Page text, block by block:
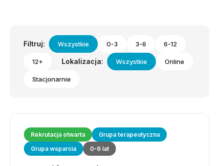
Filtruj: Wszystkie 0-3 3-6 6-12
12+ Lokalizacja: Wszystkie Online
Stacjonarnie
Rekrutacja otwarta
Grupa terapeutyczna
Grupa wsparcia
0-6 lat